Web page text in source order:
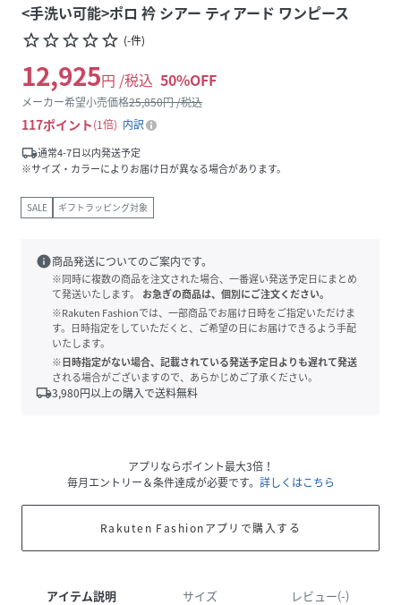
<手洗い可能>ポロ 衿 シアー ティアード ワンピース
star_borderstar_borderstar_borderstar_borderstar_border (-件)
12,925円 /税込 50%OFF
メーカー希望小売価格25,850円 /税込
117ポイント 1倍
内訳
local_shipping通常4-7日以内発送予定
※サイズ・カラーによりお届け日が異なる場合があります。
SALE ギフトラッピング対象
info商品発送についてのご案内です。
※同時に複数の商品を注文された場合、一番遅い発送予定日にまとめ
て発送いたします。
お急ぎの商品は、個別にご注文ください。
※Rakuten Fashionでは、一部商品でお届け日時をご指定いただけま
す。日時指定をしていただくと、ご希望の日にお届けできるよう手配
いたします。
※日時指定がない場合、記載されている発送予定日よりも遅れて発送
される場合がございますので、あらかじめご了承ください。
local_shipping3,980円以上の購入で送料無料
アプリならポイント最大3倍！
毎月エントリー＆条件達成が必要です。 詳しくはこちら
Rakuten Fashionアプリで購入する
アイテム説明 サイズ レビュー(-)